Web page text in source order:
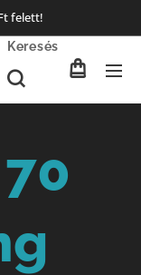
felett!
Keresés